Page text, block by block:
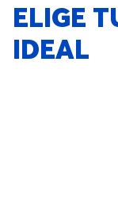
ELIGE
IDEAL